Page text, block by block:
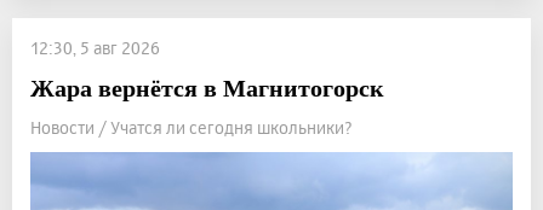
12:30, 5 авг 2026
Жара вернётся в Магнитогорск
Новости / Учатся ли сегодня школьники?